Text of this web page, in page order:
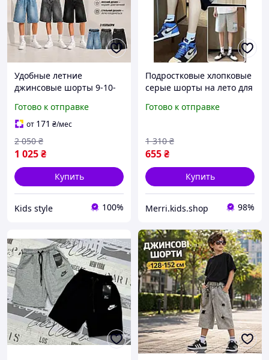
Удобные летние
джинсовые шорты 9-10-
мальчика подростка,
модные легкие
удлиненные шорты на
резинке с потертостями
Готово к отправке
от 171 ₴/мес
1 025₴
2 050 ₴
Купить
Kids style 100%
Подростковые хлопковые
серые шорты на лето для
повседневные черные
парня подростка 11-15
лет
Готово к отправке
655₴
1 310 ₴
Купить
Merri.kids.shop 98%